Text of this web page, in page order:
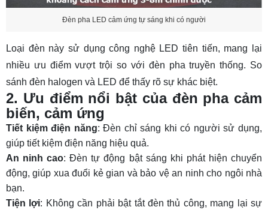
Đèn pha LED cảm ứng tự sáng khi có người
Loại đèn này sử dụng công nghệ LED tiên tiến, mang lại
nhiều ưu điểm vượt trội so với đèn pha truyền thống. So
sánh đèn halogen và LED để thấy rõ sự khác biệt.
2. Ưu điểm nổi bật của đèn pha cảm
biến, cảm ứng
Tiết kiệm điện năng: Đèn chỉ sáng khi có người sử dụng,
giúp tiết kiệm điện năng hiệu quả.
An ninh cao: Đèn tự động bật sáng khi phát hiện chuyển
động, giúp xua đuổi kẻ gian và bảo vệ an ninh cho ngôi nhà
bạn.
Tiện lợi: Không cần phải bật tắt đèn thủ công, mang lại sự